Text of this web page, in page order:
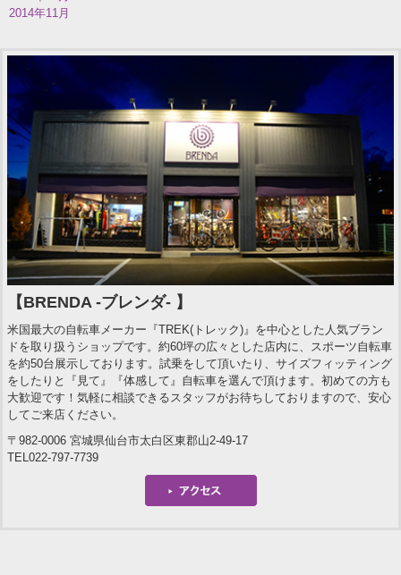
2014年11月
【BRENDA -ブレンダ- 】
米国最大の自転車メーカー『TREK(トレック)』を中心とした人気ブラン
ドを取り扱うショップです。約60坪の広々とした店内に、スポーツ自転車
を約50台展示しております。試乗をして頂いたり、サイズフィッティング
をしたりと『見て』『体感して』自転車を選んで頂けます。初めての方も
大歓迎です！気軽に相談できるスタッフがお待ちしておりますので、安心
してご来店ください。
〒982-0006 宮城県仙台市太白区東郡山2-49-17
TEL022-797-7739